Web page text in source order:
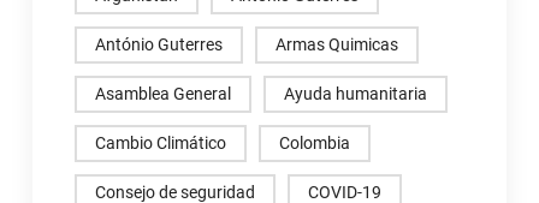
António Guterres Armas Quimicas
Asamblea General Ayuda humanitaria
Cambio Climático Colombia
Consejo de seguridad COVID-19